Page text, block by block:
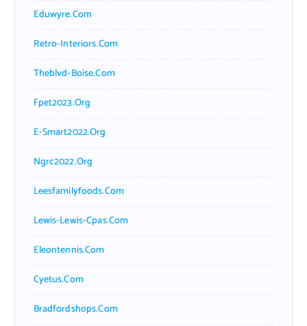
Eduwyre.com
Retro-Interiors.com
Theblvd-Boise.com
Fpet2023.org
E-Smart2022.org
Ngrc2022.org
Leesfamilyfoods.com
Lewis-Lewis-Cpas.com
Eleontennis.com
Cyetus.com
Bradfordshops.com